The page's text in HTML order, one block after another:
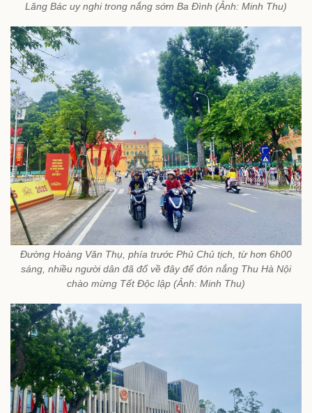
Lăng Bác uy nghi trong nắng sớm Ba Đình (Ảnh: Minh Thu)
Đường Hoàng Văn Thụ, phía trước Phủ Chủ tịch, từ hơn 6h00
sáng, nhiều người dân đã đổ về đây để đón nắng Thu Hà Nội
chào mừng Tết Độc lập (Ảnh: Minh Thu)